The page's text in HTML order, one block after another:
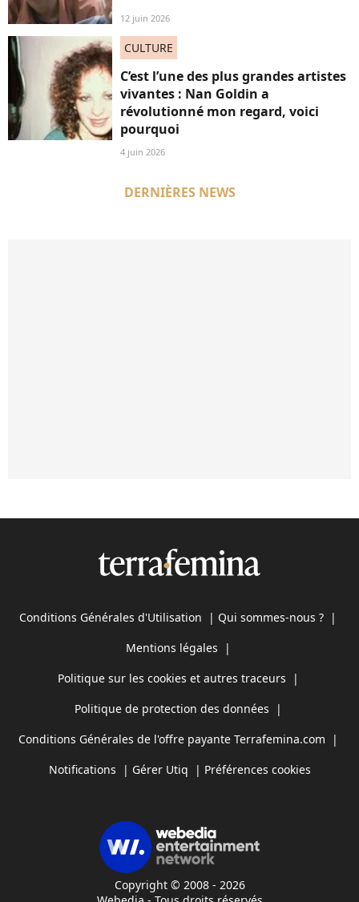
12 juin 2026
CULTURE
C’est l’une des plus grandes artistes
vivantes : Nan Goldin a
révolutionné mon regard, voici
pourquoi
4 juin 2026
DERNIÈRES NEWS
Conditions Générales d'Utilisation | Qui sommes-nous ? |
Mentions légales |
Politique sur les cookies et autres traceurs |
Politique de protection des données |
Conditions Générales de l'offre payante Terrafemina.com |
Notifications | Gérer Utiq | Préférences cookies
Copyright © 2008 - 2026